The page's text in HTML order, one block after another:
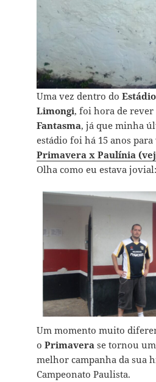
Uma vez dentro do
Limongi, foi hora de rever
Fantasma, já que minha
estádio foi há 15 anos
Primavera x Paulínia
Olha como eu estava jovial:
Um momento muito
o Primaverase tornou
melhor campanha da sua
Campeonato Paulista.